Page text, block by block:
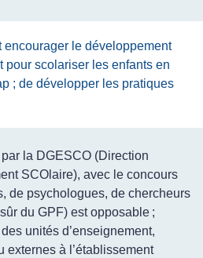
encourager le développement
pour scolariser les enfants en
; de développer les pratiques
la DGESCO (Direction
SCOlaire), avec le concours
de psychologues, de chercheurs
du GPF) est opposable ;
unités d’enseignement,
externes à l’établissement